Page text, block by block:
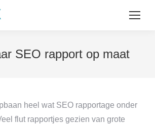
SEO rapport op maat
heel wat SEO rapportage onder
flut rapportjes gezien van grote